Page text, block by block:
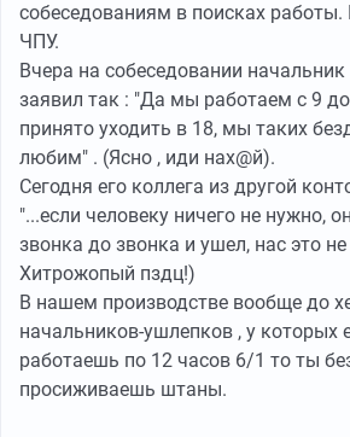
собеседованиям в поисках
ЧПУ.
Вчера на собеседовании начальник
заявил так : "Да мы работаем с 9 до
принято уходить в 18, мы таких
любим" . (Ясно , иди нах@й).
Сегодня его коллега из другой
"...если человеку ничего не нужно,
звонка до звонка и ушел, нас это не
Хитрожопый пздц!)
В нашем производстве вообще до
начальников-ушлепков , у которых
работаешь по 12 часов 6/1 то ты
просиживаешь штаны.